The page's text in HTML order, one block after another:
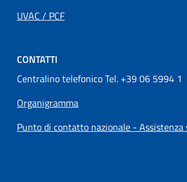
UVAC / PCF
CONTATTI
Centralino telefonico Tel. +39 06 5994 1
Organigramma
Punto di contatto nazionale -